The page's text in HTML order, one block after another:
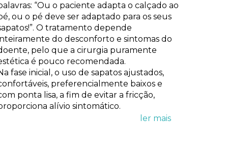
“Ou o paciente adapta o calçado ao
ou o pé deve ser adaptado para os seus
O tratamento depende
do desconforto e sintomas do
pelo que a cirurgia puramente
é pouco recomendada.
fase inicial, o uso de sapatos ajustados,
preferencialmente baixos e
ponta lisa, a fim de evitar a fricção,
alívio sintomático.